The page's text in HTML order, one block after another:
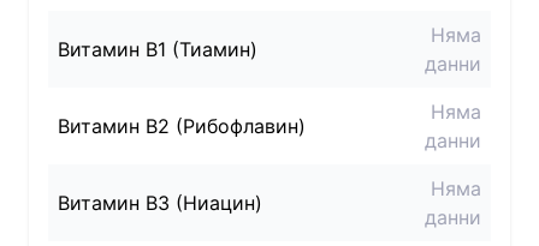
Витамин B1 (Тиамин)
Няма
данни
Витамин B2 (Рибофлавин)
Няма
данни
Витамин B3 (Ниацин)
Няма
данни